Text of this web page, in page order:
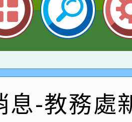
林老師
瑛教師榮獲教
-第二名
參與2026世
科學小創客佳
名。
參加桃園市中
教師榮獲社
阿巴斯O蜜、
園市科展 國
四年二班張O
息-教務處